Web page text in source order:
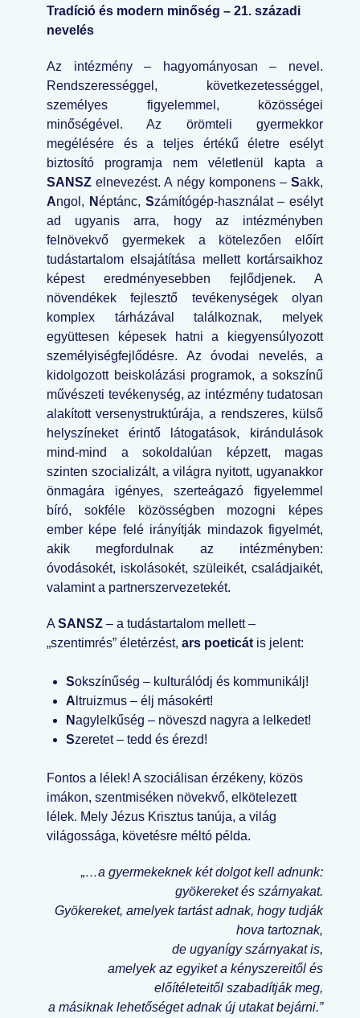
Tradíció és modern minőség – 21. századi
nevelés
Az intézmény – hagyományosan – nevel.
Rendszerességgel, következetességgel,
személyes figyelemmel, közösségei
minőségével. Az örömteli gyermekkor
megélésére és a teljes értékű életre esélyt
biztosító programja nem véletlenül kapta a
SANSZ elnevezést. A négy komponens – Sakk,
Angol, Néptánc, Számítógép-használat – esélyt
ad ugyanis arra, hogy az intézményben
felnövekvő gyermekek a kötelezően előírt
tudástartalom elsajátítása mellett kortársaikhoz
képest eredményesebben fejlődjenek. A
növendékek fejlesztő tevékenységek olyan
komplex tárházával találkoznak, melyek
együttesen képesek hatni a kiegyensúlyozott
személyiségfejlődésre. Az óvodai nevelés, a
kidolgozott beiskolázási programok, a sokszínű
művészeti tevékenység, az intézmény tudatosan
alakított versenystruktúrája, a rendszeres, külső
helyszíneket érintő látogatások, kirándulások
mind-mind a sokoldalúan képzett, magas
szinten szocializált, a világra nyitott, ugyanakkor
önmagára igényes, szerteágazó figyelemmel
bíró, sokféle közösségben mozogni képes
ember képe felé irányítják mindazok figyelmét,
akik megfordulnak az intézményben:
óvodásokét, iskolásokét, szüleikét, családjaikét,
valamint a partnerszervezetekét.
A SANSZ – a tudástartalom mellett –
„szentimrés” életérzést, ars poeticát is jelent:
Sokszínűség – kulturálódj és kommunikálj!
A ltruizmus – élj másokért!
Nagylelkűség – növeszd nagyra a lelkedet!
Szeretet – tedd és érezd!
Fontos a lélek! A szociálisan érzékeny, közös
imákon, szentmiséken növekvő, elkötelezett
lélek. Mely Jézus Krisztus tanúja, a világ
világossága, követésre méltó példa.
„…a gyermekeknek két dolgot kell adnunk:
gyökereket és szárnyakat.
Gyökereket, amelyek tartást adnak, hogy tudják
hova tartoznak,
de ugyanígy szárnyakat is,
amelyek az egyiket a kényszereitől és
előítéleteitől szabadítják meg,
a másiknak lehetőséget adnak új utakat bejárni.”